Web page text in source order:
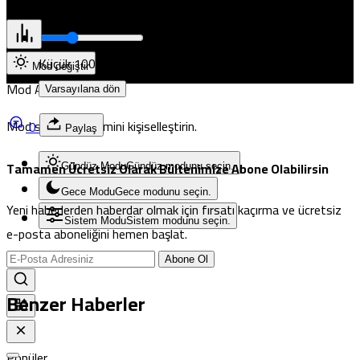
Mod değiştir
Mod Ayarları
Mod seçin, deneyimini kişiselleştirin.
Gündüz ModuGündüz modunu seçin.
Gece ModuGece modunu seçin.
Sistem ModuSistem modunu seçin.
Yazı Boyutunu Ayarla
Küçük100%
Varsayılana dön
0 Paylaş
Tamamen Ücretsiz Olarak Bültenimize Abone Olabilirsin
Yeni haberlerden haberdar olmak için fırsatı kaçırma ve ücretsiz
e-posta aboneliğini hemen başlat.
Abone Ol
Benzer Haberler